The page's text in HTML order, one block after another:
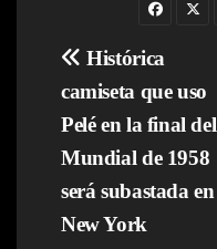
Navegación
de
entradas
Histórica
camiseta que uso
Pelé en la final del
Mundial de 1958
será subastada en
New York